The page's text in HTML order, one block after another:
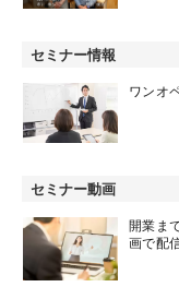
セミナー情報
ワンオ
セミナー動画
開業ま
画で配